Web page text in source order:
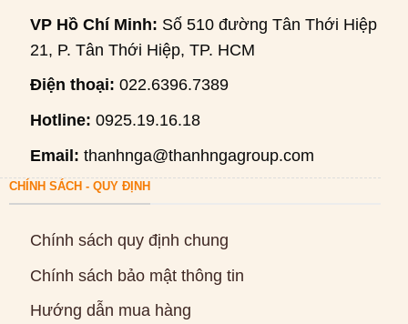
VP Hồ Chí Minh: Số 510 đường Tân Thới Hiệp
21, P. Tân Thới Hiệp, TP. HCM
Điện thoại: 022.6396.7389
Hotline: 0925.19.16.18
Email: thanhnga@thanhngagroup.com
CHÍNH SÁCH - QUY ĐỊNH
Chính sách quy định chung
Chính sách bảo mật thông tin
Hướng dẫn mua hàng